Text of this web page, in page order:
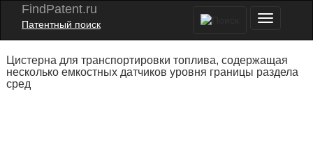
FindPatent.ru
Патентный поиск
Цистерна для транспортировки топлива, содержащая
несколько емкостных датчиков уровня границы раздела
сред